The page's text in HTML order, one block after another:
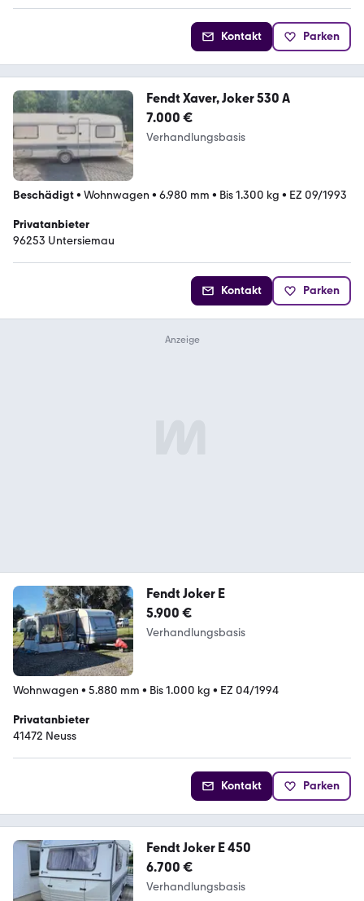
Kontakt Parken
Fendt Xaver, Joker 530 A
7.000 €
Verhandlungsbasis
Beschädigt• Wohnwagen • 6.980 mm • Bis 1.300 kg • EZ 09/1993
Privatanbieter
96253 Untersiemau
Kontakt Parken
Fendt Joker E
5.900 €
Verhandlungsbasis
Wohnwagen • 5.880 mm • Bis 1.000 kg • EZ 04/1994
Privatanbieter
41472 Neuss
Kontakt Parken
Fendt Joker E 450
6.700 €
Verhandlungsbasis